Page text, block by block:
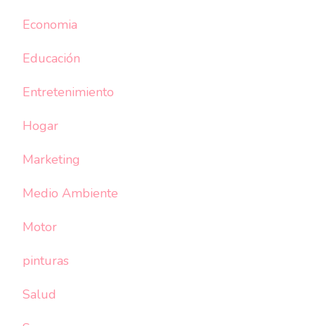
Economia
Educación
Entretenimiento
Hogar
Marketing
Medio Ambiente
Motor
pinturas
Salud